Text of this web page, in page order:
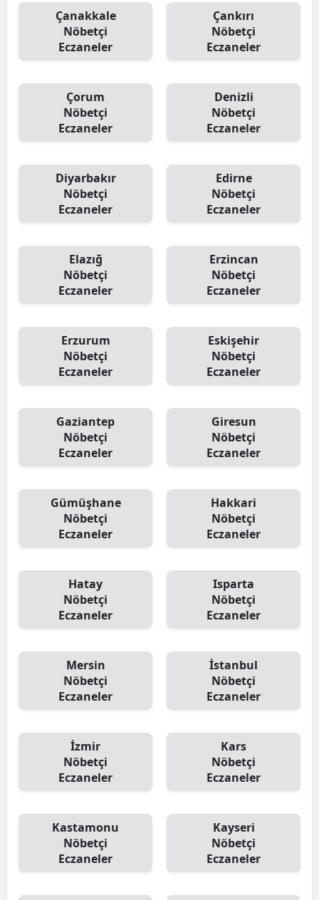
Çanakkale
Nöbetçi
Eczaneler
Çankırı
Nöbetçi
Eczaneler
Çorum
Nöbetçi
Eczaneler
Denizli
Nöbetçi
Eczaneler
Diyarbakır
Nöbetçi
Eczaneler
Edirne
Nöbetçi
Eczaneler
Elazığ
Nöbetçi
Eczaneler
Erzincan
Nöbetçi
Eczaneler
Erzurum
Nöbetçi
Eczaneler
Eskişehir
Nöbetçi
Eczaneler
Gaziantep
Nöbetçi
Eczaneler
Giresun
Nöbetçi
Eczaneler
Gümüşhane
Nöbetçi
Eczaneler
Hakkari
Nöbetçi
Eczaneler
Hatay
Nöbetçi
Eczaneler
Isparta
Nöbetçi
Eczaneler
Mersin
Nöbetçi
Eczaneler
İstanbul
Nöbetçi
Eczaneler
İzmir
Nöbetçi
Eczaneler
Kars
Nöbetçi
Eczaneler
Kastamonu
Nöbetçi
Eczaneler
Kayseri
Nöbetçi
Eczaneler